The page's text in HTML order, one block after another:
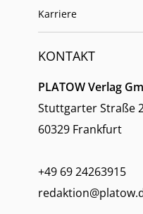
Karriere
KONTAKT
PLATOW Verlag
Stuttgarter Straße
60329 Frankfurt
+49 69 24263915